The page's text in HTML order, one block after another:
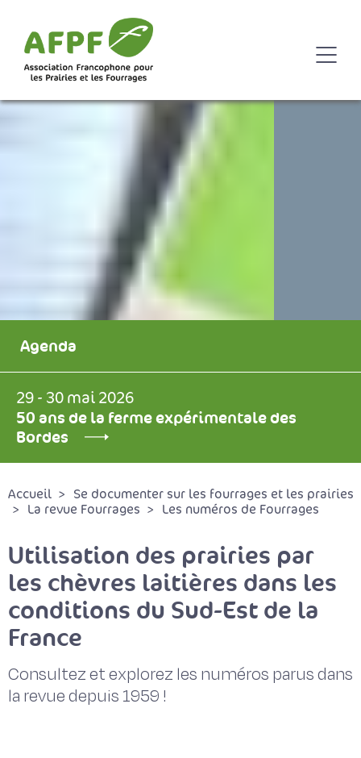
Agenda
29 - 30 mai 2026
50 ans de la ferme expérimentale des
Bordes
Accueil
Se documenter sur les fourrages et les prairies
La revue Fourrages
Les numéros de Fourrages
Utilisation des prairies par
les chèvres laitières dans les
conditions du Sud-Est de la
France
Consultez et explorez les numéros parus dans
la revue depuis 1959 !